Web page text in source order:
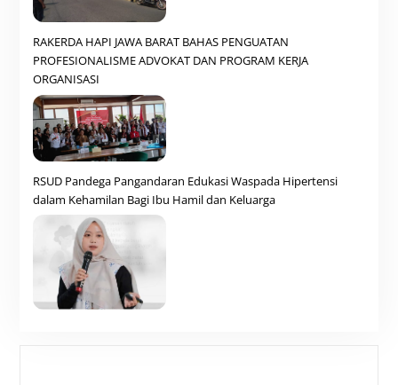
RAKERDA HAPI JAWA BARAT BAHAS PENGUATAN
PROFESIONALISME ADVOKAT DAN PROGRAM KERJA
ORGANISASI
RSUD Pandega Pangandaran Edukasi Waspada Hipertensi
dalam Kehamilan Bagi Ibu Hamil dan Keluarga